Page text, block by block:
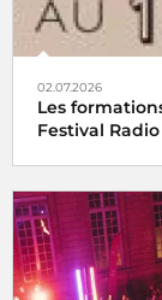
02.07.2026
Les
Festival